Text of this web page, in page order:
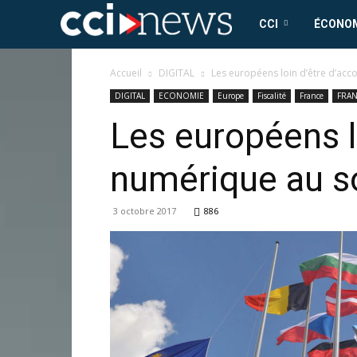
CCI
News
CCI
Accueil DIGITAL Les européens loin d’être
DIGITAL ECONOMIE Europe Fiscalité France
Les européens
numérique au
3 octobre 2017 886